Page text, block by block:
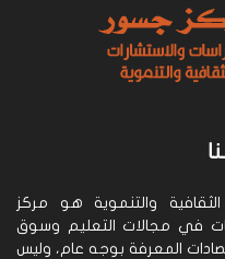
والتنموية هو مركز
في مجالات التعليم وسوق
المعرفة بوجه عام، وليس